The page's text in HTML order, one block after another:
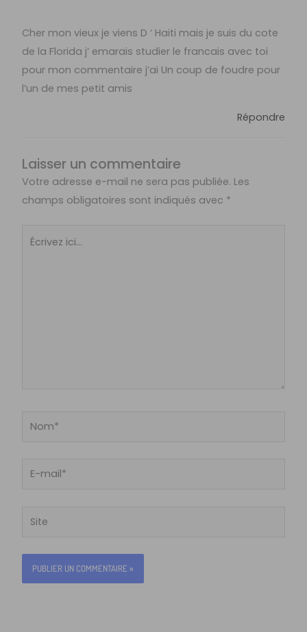
Cher mon vieux je viens D ‘ Haiti mais je suis du cote
de la Florida j’ emarais studier le francais avec toi
pour mon commentaire j’ai Un coup de foudre pour
l’un de mes petit amis
Répondre
Laisser un commentaire
Votre adresse e-mail ne sera pas publiée. Les
champs obligatoires sont indiqués avec *
Écrivez
E-
Site